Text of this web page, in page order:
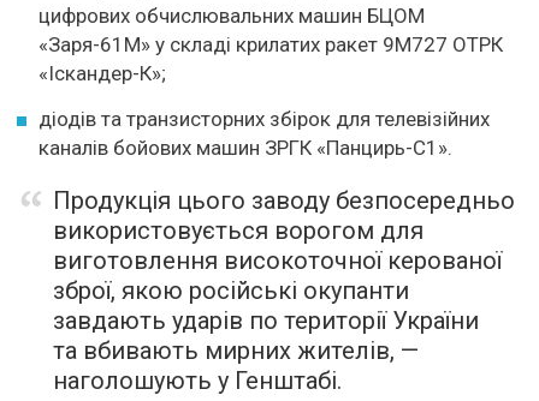
цифрових обчислювальних машин БЦОМ
«Заря-61М» у складі крилатих ракет 9М727 ОТРК
«Іскандер-К»;
діодів та транзисторних збірок для телевізійних
каналів бойових машин ЗРГК «Панцирь-С1».
Продукція цього заводу безпосередньо
використовується ворогом для
виготовлення високоточної керованої
зброї, якою російські окупанти
завдають ударів по території України
та вбивають мирних жителів, —
наголошують у Генштабі.